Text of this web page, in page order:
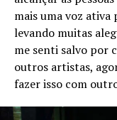
mais uma voz ativa
levando muitas
me senti salvo por
outros artistas,
fazer isso com